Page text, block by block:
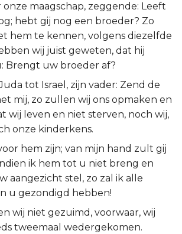
onze maagschap, zeggende: Leeft
hebt gij nog een broeder? Zo
hem te kennen, volgens diezelfde
wij juist geweten, dat hij
Brengt uw broeder af?
tot Israel, zijn vader: Zend de
mij, zo zullen wij ons opmaken en
wij leven en niet sterven, noch wij,
onze kinderkens.
hem zijn; van mijn hand zult gij
ik hem tot u niet breng en
aangezicht stel, zo zal ik alle
u gezondigd hebben!
wij niet gezuimd, voorwaar, wij
tweemaal wedergekomen.